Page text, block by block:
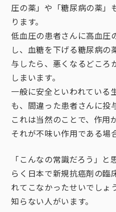
圧の薬」や「糖尿病の薬」
ります。
低血圧の患者さんに高血圧
し、血糖を下げる糖尿病の
与したら、悪くなるどころ
しまいます。
一般に安全といわれている
も、間違った患者さんに投
これは当然のことで、作用
それが不味い作用である場
「こんなの常識だろう」
らく日本で新規抗癌剤の臨
れてこなかったせいでしょ
知らない人がいます。